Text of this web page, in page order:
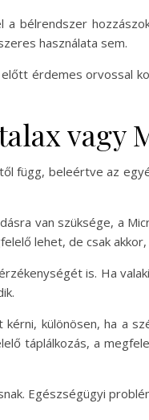
bélrendszer
használata sem.
érdemes orvossal
vagy
függ, beleértve az
van szüksége, a
lehet, de csak
is. Ha
különösen, ha a
táplálkozás, a
Egészségügyi